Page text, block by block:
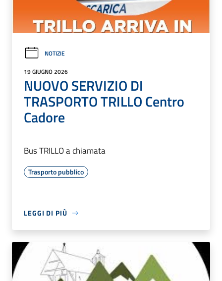
NOTIZIE
19 GIUGNO 2026
NUOVO SERVIZIO DI
TRASPORTO TRILLO Centro
Cadore
Bus TRILLO a chiamata
Trasporto pubblico
LEGGI DI PIÙ